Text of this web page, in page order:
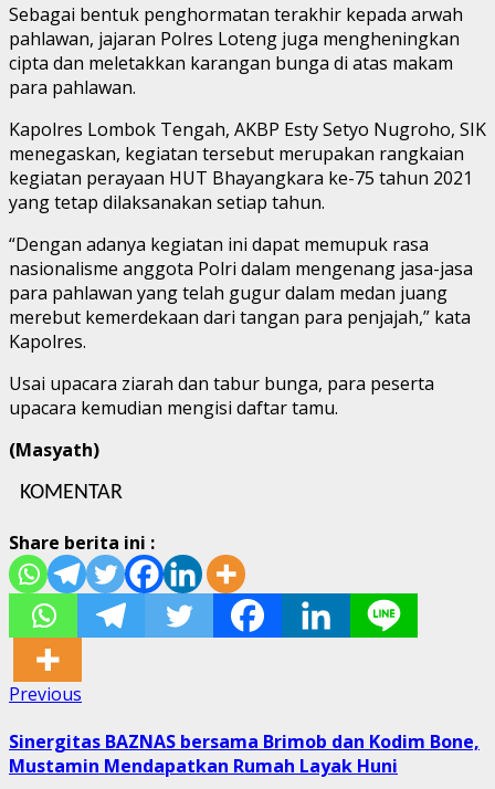
Sebagai bentuk penghormatan terakhir kepada arwah
pahlawan, jajaran Polres Loteng juga mengheningkan
cipta dan meletakkan karangan bunga di atas makam
para pahlawan.
Kapolres Lombok Tengah, AKBP Esty Setyo Nugroho, SIK
menegaskan, kegiatan tersebut merupakan rangkaian
kegiatan perayaan HUT Bhayangkara ke-75 tahun 2021
yang tetap dilaksanakan setiap tahun.
“Dengan adanya kegiatan ini dapat memupuk rasa
nasionalisme anggota Polri dalam mengenang jasa-jasa
para pahlawan yang telah gugur dalam medan juang
merebut kemerdekaan dari tangan para penjajah,” kata
Kapolres.
Usai upacara ziarah dan tabur bunga, para peserta
upacara kemudian mengisi daftar tamu.
(Masyath)
KOMENTAR
Share berita ini :
Post
navigation
Previous
Sinergitas BAZNAS bersama Brimob dan Kodim Bone,
Mustamin Mendapatkan Rumah Layak Huni